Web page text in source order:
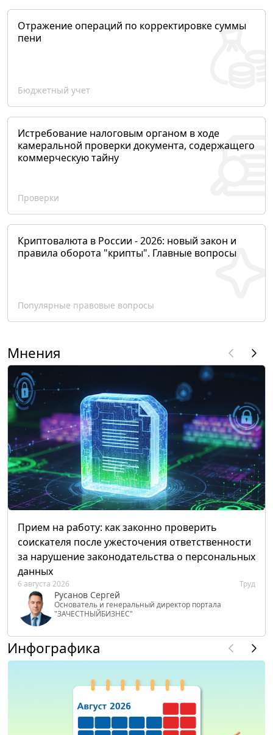
Отражение операций по корректировке суммы
пени
Бюджетный учет
Истребование налоговым органом в ходе
камеральной проверки документа, содержащего
коммерческую тайну
Проверки
Криптовалюта в России - 2026: новый закон и
правила оборота "крипты". Главные вопросы
Популярные правовые вопросы
Мнения
Прием на работу: как законно проверить
соискателя после ужесточения ответственности
за нарушение законодательства о персональных
данных
6 августа 2026 Труд
Русанов Сергей
Основатель и генеральный директор портала
"ЗАЧЕСТНЫЙБИЗНЕС"
Инфографика